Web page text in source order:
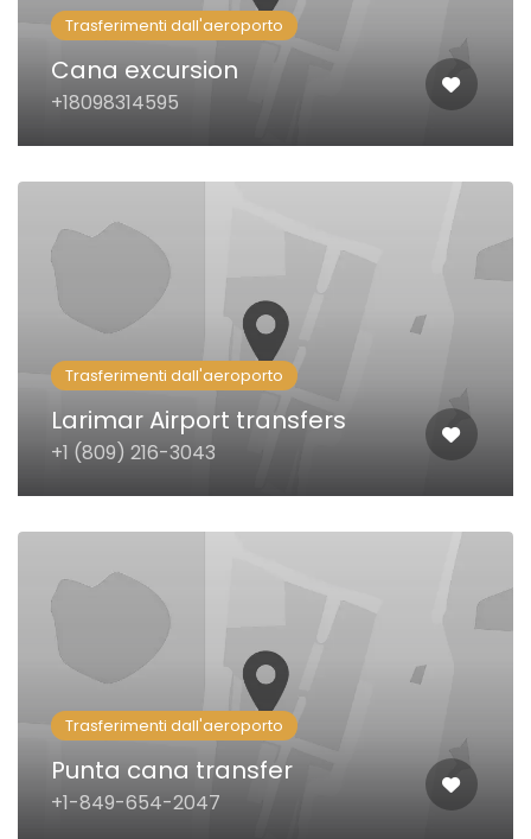
Trasferimenti dall'aeroporto
Cana excursion
+18098314595
Trasferimenti dall'aeroporto
Larimar Airport transfers
+1 (809) 216-3043
Trasferimenti dall'aeroporto
Punta cana transfer
+1-849-654-2047